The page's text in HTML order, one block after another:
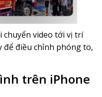
video tới vị trí
để điều chỉnh phóng to,
trên iPhone